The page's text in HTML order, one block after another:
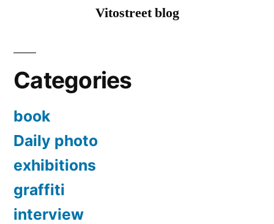
couleurs.
Vitostreet blog
Categories
book
Daily photo
exhibitions
graffiti
interview